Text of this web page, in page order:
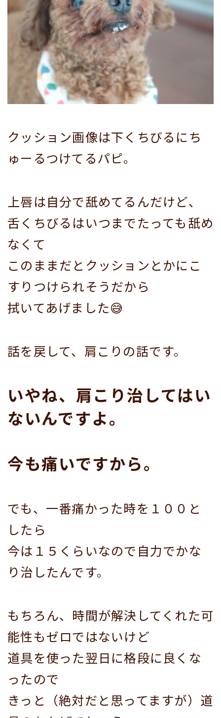
クッション画像は下くちびるにち
ゅーるつけてるパピ。
上唇は自分で舐めてるんだけど、
舌くちびるはいつまでたっても舐め
なくて
このままだとクッションとかにこ
すりつけられそうだから
拭いてあげました😅
話を戻して、肩こりの話です。
いやね、肩こり治してはい
ないんですよ。
今も痛いですから。
でも、一番痛かった時を１００と
したら
今は１５くらいなので自力でかな
り治したんです。
もちろん、時間が解決してくれた可
能性もゼロではないけど
道具を使った翌日に格段に良くな
ったので
きっと（絶対だと思ってますが）道